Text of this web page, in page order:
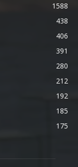
1588
438
406
391
280
212
192
185
175